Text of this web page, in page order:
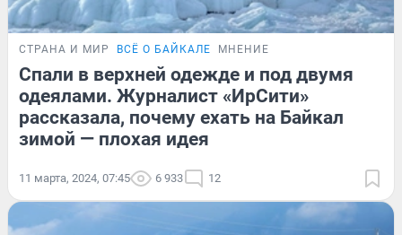
СТРАНА И МИР ВСЁ О БАЙКАЛЕ МНЕНИЕ
Спали в верхней одежде и под двумя
одеялами. Журналист «ИрСити»
рассказала, почему ехать на Байкал
зимой — плохая идея
11 марта, 2024, 07:45 6 933 12